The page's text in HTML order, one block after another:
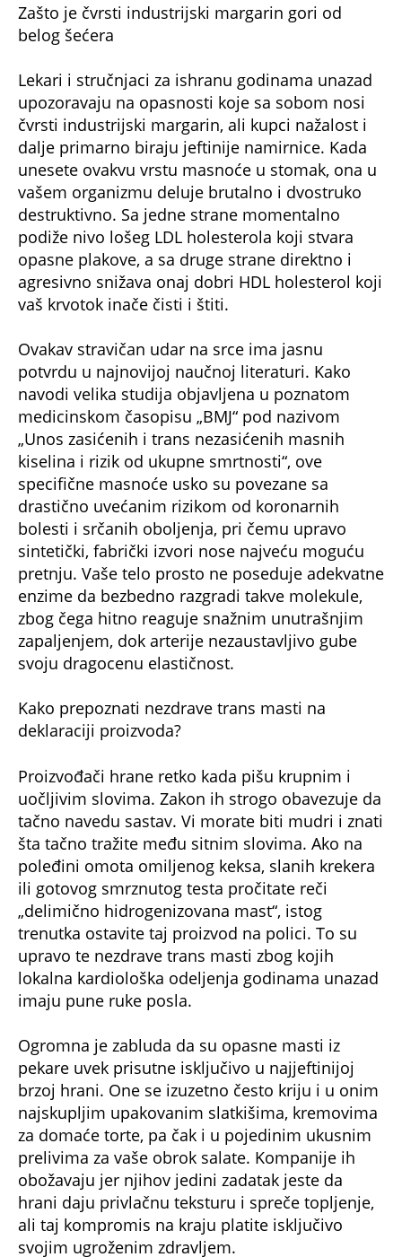
Zašto je čvrsti industrijski margarin gori od
belog šećera
Lekari i stručnjaci za ishranu godinama unazad
upozoravaju na opasnosti koje sa sobom nosi
čvrsti industrijski margarin, ali kupci nažalost i
dalje primarno biraju jeftinije namirnice. Kada
unesete ovakvu vrstu masnoće u stomak, ona u
vašem organizmu deluje brutalno i dvostruko
destruktivno. Sa jedne strane momentalno
podiže nivo lošeg LDL holesterola koji stvara
opasne plakove, a sa druge strane direktno i
agresivno snižava onaj dobri HDL holesterol koji
vaš krvotok inače čisti i štiti.
Ovakav stravičan udar na srce ima jasnu
potvrdu u najnovijoj naučnoj literaturi. Kako
navodi velika studija objavljena u poznatom
medicinskom časopisu „BMJ“ pod nazivom
„Unos zasićenih i trans nezasićenih masnih
kiselina i rizik od ukupne smrtnosti“, ove
specifične masnoće usko su povezane sa
drastično uvećanim rizikom od koronarnih
bolesti i srčanih oboljenja, pri čemu upravo
sintetički, fabrički izvori nose najveću moguću
pretnju. Vaše telo prosto ne poseduje adekvatne
enzime da bezbedno razgradi takve molekule,
zbog čega hitno reaguje snažnim unutrašnjim
zapaljenjem, dok arterije nezaustavljivo gube
svoju dragocenu elastičnost.
Kako prepoznati nezdrave trans masti na
deklaraciji proizvoda?
Proizvođači hrane retko kada pišu krupnim i
uočljivim slovima. Zakon ih strogo obavezuje da
tačno navedu sastav. Vi morate biti mudri i znati
šta tačno tražite među sitnim slovima. Ako na
poleđini omota omiljenog keksa, slanih krekera
ili gotovog smrznutog testa pročitate reči
„delimično hidrogenizovana mast“, istog
trenutka ostavite taj proizvod na polici. To su
upravo te nezdrave trans masti zbog kojih
lokalna kardiološka odeljenja godinama unazad
imaju pune ruke posla.
Ogromna je zabluda da su opasne masti iz
pekare uvek prisutne isključivo u najjeftinijoj
brzoj hrani. One se izuzetno često kriju i u onim
najskupljim upakovanim slatkišima, kremovima
za domaće torte, pa čak i u pojedinim ukusnim
prelivima za vaše obrok salate. Kompanije ih
obožavaju jer njihov jedini zadatak jeste da
hrani daju privlačnu teksturu i spreče topljenje,
ali taj kompromis na kraju platite isključivo
svojim ugroženim zdravljem.